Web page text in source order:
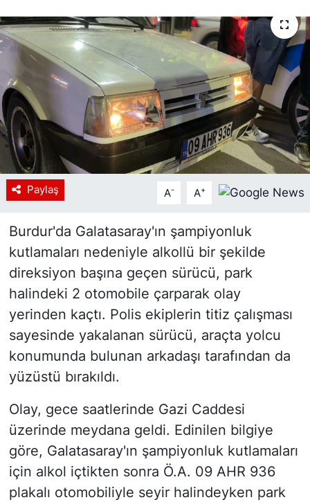
Paylaş A- A+
Burdur'da Galatasaray'ın şampiyonluk
kutlamaları nedeniyle alkollü bir şekilde
direksiyon başına geçen sürücü, park
halindeki 2 otomobile çarparak olay
yerinden kaçtı. Polis ekiplerin titiz çalışması
sayesinde yakalanan sürücü, araçta yolcu
konumunda bulunan arkadaşı tarafından da
yüzüstü bırakıldı.
Olay, gece saatlerinde Gazi Caddesi
üzerinde meydana geldi. Edinilen bilgiye
göre, Galatasaray'ın şampiyonluk kutlamaları
için alkol içtikten sonra Ö.A. 09 AHR 936
plakalı otomobiliyle seyir halindeyken park
Tanıtım